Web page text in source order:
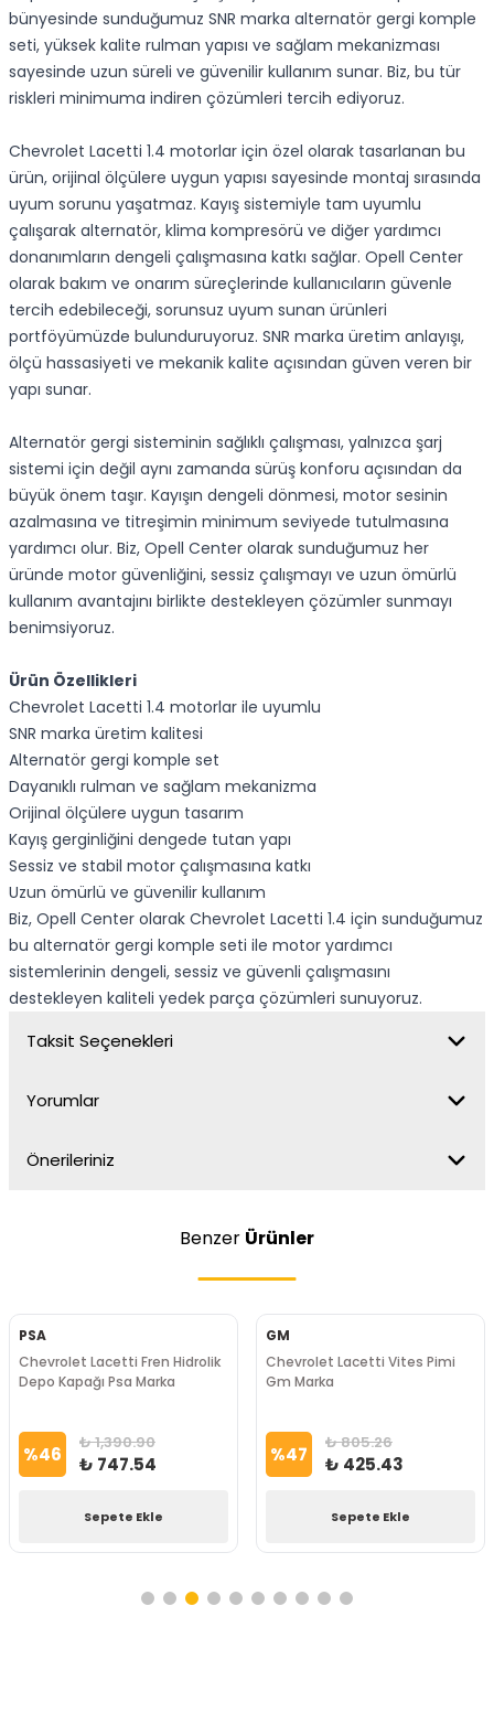
bünyesinde sunduğumuz SNR marka alternatör gergi komple
seti, yüksek kalite rulman yapısı ve sağlam mekanizması
sayesinde uzun süreli ve güvenilir kullanım sunar. Biz, bu tür
riskleri minimuma indiren çözümleri tercih ediyoruz.
Chevrolet Lacetti 1.4 motorlar için özel olarak tasarlanan bu
ürün, orijinal ölçülere uygun yapısı sayesinde montaj sırasında
uyum sorunu yaşatmaz. Kayış sistemiyle tam uyumlu
çalışarak alternatör, klima kompresörü ve diğer yardımcı
donanımların dengeli çalışmasına katkı sağlar. Opell Center
olarak bakım ve onarım süreçlerinde kullanıcıların güvenle
tercih edebileceği, sorunsuz uyum sunan ürünleri
portföyümüzde bulunduruyoruz. SNR marka üretim anlayışı,
ölçü hassasiyeti ve mekanik kalite açısından güven veren bir
yapı sunar.
Alternatör gergi sisteminin sağlıklı çalışması, yalnızca şarj
sistemi için değil aynı zamanda sürüş konforu açısından da
büyük önem taşır. Kayışın dengeli dönmesi, motor sesinin
azalmasına ve titreşimin minimum seviyede tutulmasına
yardımcı olur. Biz, Opell Center olarak sunduğumuz her
üründe motor güvenliğini, sessiz çalışmayı ve uzun ömürlü
kullanım avantajını birlikte destekleyen çözümler sunmayı
benimsiyoruz.
Ürün Özellikleri
Chevrolet Lacetti 1.4 motorlar ile uyumlu
SNR marka üretim kalitesi
Alternatör gergi komple set
Dayanıklı rulman ve sağlam mekanizma
Orijinal ölçülere uygun tasarım
Kayış gerginliğini dengede tutan yapı
Sessiz ve stabil motor çalışmasına katkı
Uzun ömürlü ve güvenilir kullanım
Biz, Opell Center olarak Chevrolet Lacetti 1.4 için sunduğumuz
bu alternatör gergi komple seti ile motor yardımcı
sistemlerinin dengeli, sessiz ve güvenli çalışmasını
destekleyen kaliteli yedek parça çözümleri sunuyoruz.
Taksit Seçenekleri
Yorumlar
Önerileriniz
Benzer Ürünler
PSA
Chevrolet Lacetti Fren Hidrolik
Depo Kapağı Psa Marka
%46 ₺ 1,390.90
₺ 747.54
Sepete Ekle
GM
Chevrolet Lacetti Vites Pimi
Gm Marka
%47 ₺ 805.26
₺ 425.43
Sepete Ekle